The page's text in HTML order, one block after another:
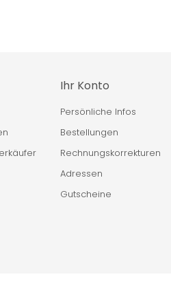
Ihr Konto
Persönliche Infos
Bestellungen
Rechnungskorrekturen
Adressen
Gutscheine